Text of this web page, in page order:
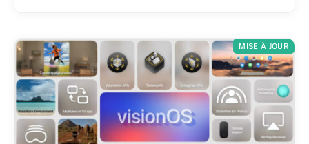
MISE À JOUR